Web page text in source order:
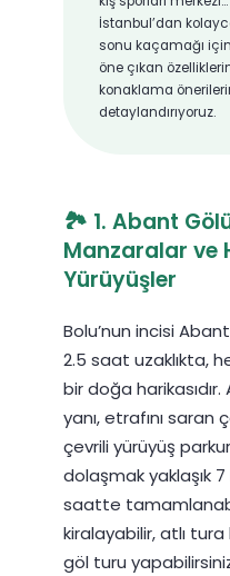
İstanbul’dan
sonu kaçamağı
öne çıkan
konaklama
detaylandırıyoruz.
🏞️ 1. Abant
Manzaralar ve
Yürüyüşler
Bolu’nun incisi
2.5 saat uzaklıkta,
bir doğa
yanı, etrafını saran
çevrili yürüyüş
dolaşmak yaklaşık
saatte
kiralayabilir, atlı
göl turu